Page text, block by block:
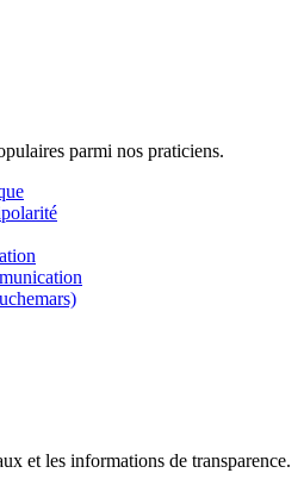
parmi nos praticiens.
et les informations de transparence.